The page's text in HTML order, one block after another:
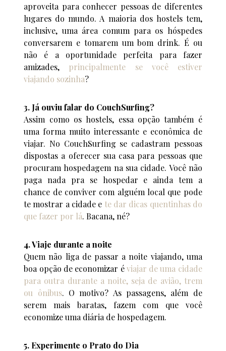
aproveita para conhecer pessoas de diferentes
lugares do mundo. A maioria dos hostels tem,
inclusive, uma área comum para os hóspedes
conversarem e tomarem um bom drink. É ou
não é a oportunidade perfeita para fazer
amizades, principalmente se você estiver
viajando sozinha?
3. Já ouviu falar do CouchSurfing?
Assim como os hostels, essa opção também é
uma forma muito interessante e econômica de
viajar. No CouchSurfing se cadastram pessoas
dispostas a oferecer sua casa para pessoas que
procuram hospedagem na sua cidade. Você não
paga nada pra se hospedar e ainda tem a
chance de conviver com alguém local que pode
te mostrar a cidade e te dar dicas quentinhas do
que fazer por lá. Bacana, né?
4. Viaje durante a noite
Quem não liga de passar a noite viajando, uma
boa opção de economizar éviajar de uma cidade
para outra durante a noite, seja de avião, trem
ou ônibus. O motivo? As passagens, além de
serem mais baratas, fazem com que você
economize uma diária de hospedagem.
5. Experimente o Prato do Dia